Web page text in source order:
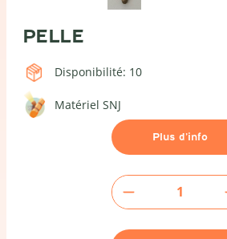
PELLE
Disponibilité: 10
Matériel SNJ
Plus d’info
de